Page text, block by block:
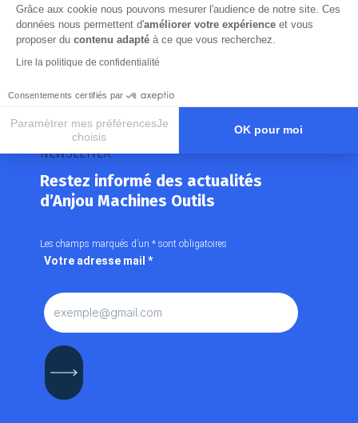
Grâce aux cookie nous pouvons mesurer l'audience de notre site. Ces
données nous permettent d'améliorer votre expérience et vous
proposer du contenu adapté à ce que vous recherchez.
Lire la politique de confidentialité
Consentements certifiés par
Paramétrer mes préférencesJe
choisis
OK pour moi
Notre plateforme vous permet d'adapter et de gérer vos
NEWSLETTER
Restez informé des actualités
d’Anjou Machines Outils
Les champs marqués d’un * sont obligatoires
Votre adresse mail *